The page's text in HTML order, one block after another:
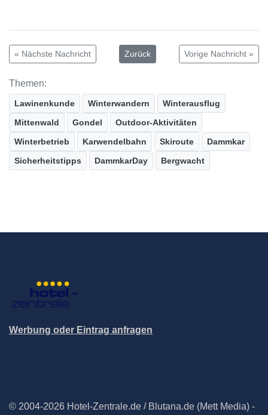
« Nächste Nachricht Zurück Vorige Nachricht »
Themen:
Lawinenkunde Winterwandern
Winterausflug
Mittenwald
Gondel
Outdoor-Aktivitäten
Winterbetrieb
Karwendelbahn Skiroute
Dammkar
Sicherheitstipps
DammkarDay Bergwacht
Werbung oder Eintrag anfragen
© 2004-2026 Hotel-Zentrale.de / Blutana.de (Mett Media) -